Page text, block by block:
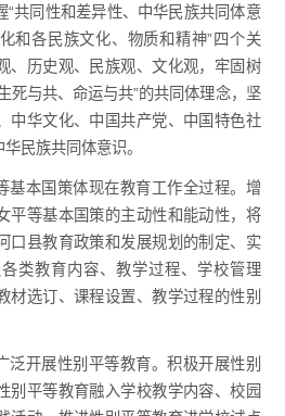
“共同性和差异性、中华民族共同体意
和各民族文化、物质和精神”四个关
、历史观、民族观、文化观，牢固树
死与共、命运与共”的共同体理念，坚
中华文化、中国共产党、中国特色社
民族共同体意识。
本国策体现在教育工作全过程。增
平等基本国策的主动性和能动性，将
口县教育政策和发展规划的制定、实
类教育内容、教学过程、学校管理
材选订、课程设置、教学过程的性别
开展性别平等教育。积极开展性别
别平等教育融入学校教学内容、校园